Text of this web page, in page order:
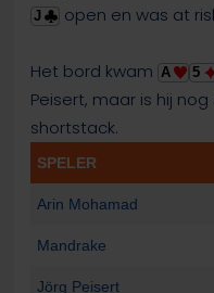
J
open en was at
Het bord kwam A 5
Peisert, maar is hij
shortstack.
SPELER
Arin Mohamad
Mandrake
Jörg Peisert